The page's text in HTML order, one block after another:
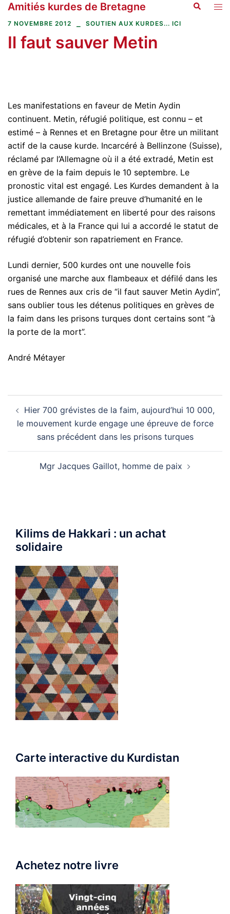
Aller
au
contenu
Amitiés kurdes de Bretagne
7 NOVEMBRE 2012 SOUTIEN AUX KURDES... ICI
Il faut sauver Metin
Les manifestations en faveur de Metin Aydin
continuent. Metin, réfugié politique, est connu – et
estimé – à Rennes et en Bretagne pour être un militant
actif de la cause kurde. Incarcéré à Bellinzone (Suisse),
réclamé par l’Allemagne où il a été extradé, Metin est
en grève de la faim depuis le 10 septembre. Le
pronostic vital est engagé. Les Kurdes demandent à la
justice allemande de faire preuve d’humanité en le
remettant immédiatement en liberté pour des raisons
médicales, et à la France qui lui a accordé le statut de
réfugié d’obtenir son rapatriement en France.
Lundi dernier, 500 kurdes ont une nouvelle fois
organisé une marche aux flambeaux et défilé dans les
rues de Rennes aux cris de “il faut sauver Metin Aydin”,
sans oublier tous les détenus politiques en grèves de
la faim dans les prisons turques dont certains sont “à
la porte de la mort”.
André Métayer
d’article
Hier 700 grévistes de la faim, aujourd’hui 10 000,
le mouvement kurde engage une épreuve de force
sans précédent dans les prisons turques
Mgr Jacques Gaillot, homme de paix
Kilims de Hakkari : un achat
solidaire
Carte interactive du Kurdistan
Achetez notre livre